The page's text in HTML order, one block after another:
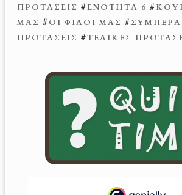
ΠΡΟΤΆΣΕΙΣ #ΕΝΌΤΗΤΑ 6 #
ΜΑΣ #ΟΙ ΦΊΛΟΙ ΜΑΣ #
ΠΡΟΤΆΣΕΙΣ #ΤΕΛΙΚΈΣ